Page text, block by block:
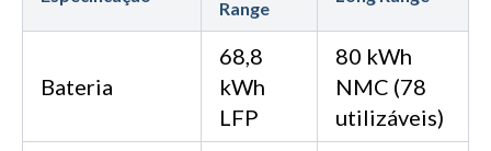
Range
Bateria
68,8
kWh
LFP
80 kWh
NMC (78
utilizáveis)